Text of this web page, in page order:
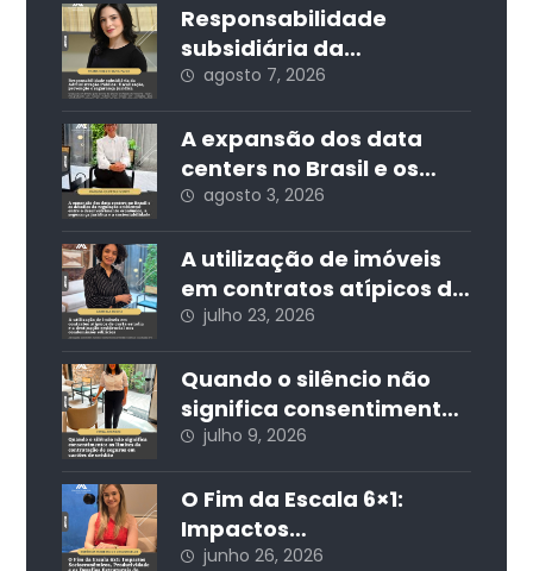
Responsabilidade
subsidiária da
Administração Pública:
fiscalização, prevenção
e segurança jurídica
agosto 7, 2026
A expansão dos data
centers no Brasil e os
desafios da regulação
ambiental: entre o
desenvolvimento
econômico, a segurança
jurídica e a
sustentabilidade
agosto 3, 2026
A utilização de imóveis
em contratos atípicos de
curta estadia e a
destinação residencial
nos condomínios
edilícios
julho 23, 2026
Quando o silêncio não
significa consentimento:
os limites da
contratação de seguros
em cartões de crédito
julho 9, 2026
O Fim da Escala 6×1:
Impactos
Socioeconômicos,
junho 26, 2026